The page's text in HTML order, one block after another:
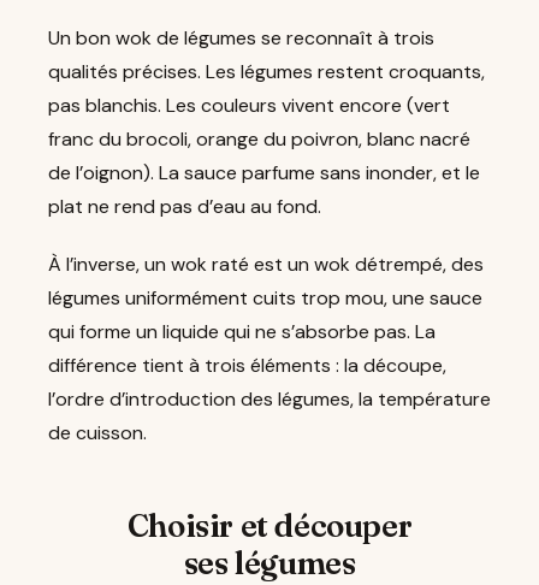
Un bon wok de légumes se reconnaît à trois
qualités précises. Les légumes restent croquants,
pas blanchis. Les couleurs vivent encore (vert
franc du brocoli, orange du poivron, blanc nacré
de l’oignon). La sauce parfume sans inonder, et le
plat ne rend pas d’eau au fond.
À l’inverse, un wok raté est un wok détrempé, des
légumes uniformément cuits trop mou, une sauce
qui forme un liquide qui ne s’absorbe pas. La
différence tient à trois éléments : la découpe,
l’ordre d’introduction des légumes, la température
de cuisson.
Choisir et découper
ses légumes